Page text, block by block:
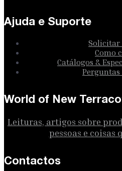
Ajuda e Suporte
Solicitar
Como
Catálogos &
Perguntas
World of New
Leituras, artigos sobre
pessoas e coisas
Contactos